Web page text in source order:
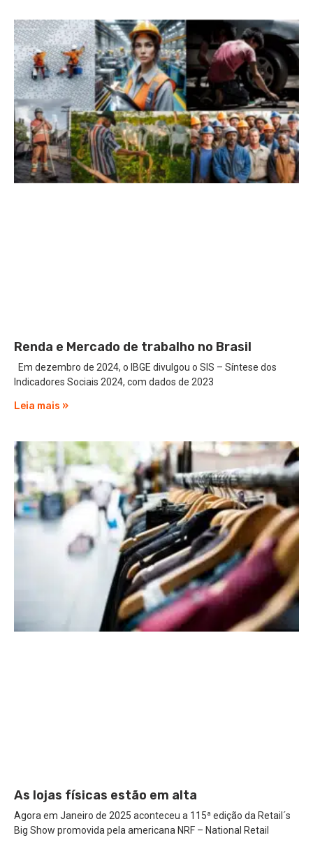
Renda e Mercado de trabalho no Brasil
Em dezembro de 2024, o IBGE divulgou o SIS – Síntese dos
Indicadores Sociais 2024, com dados de 2023
Leia mais »
As lojas físicas estão em alta
Agora em Janeiro de 2025 aconteceu a 115ª edição da Retail´s
Big Show promovida pela americana NRF – National Retail